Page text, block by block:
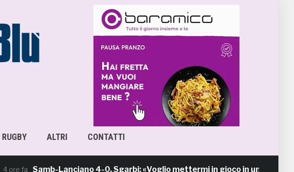
RUGBY ALTRI CONTATTI
fa Samb-Lanciano 4-0, Sgarbi: «Voglio mettermi in gioco in una piazza